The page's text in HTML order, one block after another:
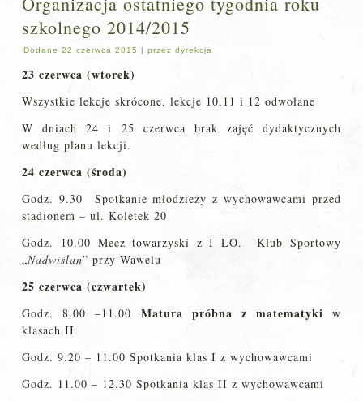
szkolnego 2014/2015
Dodane 22 czerwca 2015 |przez dyrekcja
23 czerwca (wtorek)
Wszystkie lekcje skrócone, lekcje 10,11 i 12 odwołane
W dniach 24 i 25 czerwca brak zajęć dydaktycznych
według planu lekcji.
24 czerwca (środa)
Godz. 9.30 Spotkanie młodzieży z wychowawcami przed
stadionem – ul. Koletek 20
Godz. 10.00 Mecz towarzyski z I LO. Klub Sportowy
„Nadwiślan” przy Wawelu
25 czerwca (czwartek)
Godz. 8.00 –11.00 Matura próbna z matematyki w
klasach II
Godz. 9.20 – 11.00 Spotkania klas I z wychowawcami
Godz. 11.00 – 12.30 Spotkania klas II z wychowawcami